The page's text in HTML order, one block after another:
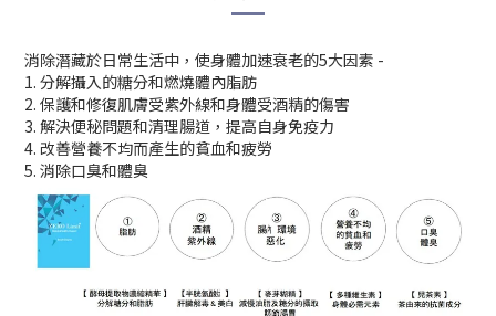
消除潛藏於日常生活中，使身體加速衰老的5大因素 -
1. 分解攝入的糖分和燃燒體內脂肪
2. 保護和修復肌膚受紫外線和身體受酒精的傷害
3. 解決便秘問題和清理腸道，提高自身免疫力
4. 改善營養不均而產生的貧血和疲勞
5. 消除口臭和體臭